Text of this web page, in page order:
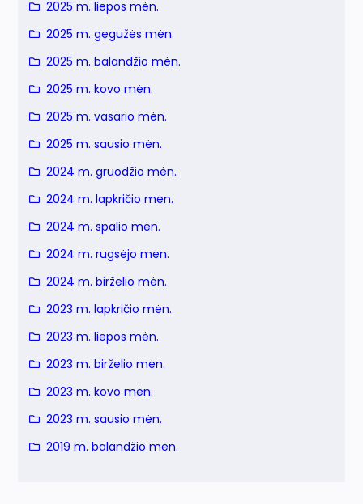
2025 m. liepos mėn.
2025 m. gegužės mėn.
2025 m. balandžio mėn.
2025 m. kovo mėn.
2025 m. vasario mėn.
2025 m. sausio mėn.
2024 m. gruodžio mėn.
2024 m. lapkričio mėn.
2024 m. spalio mėn.
2024 m. rugsėjo mėn.
2024 m. birželio mėn.
2023 m. lapkričio mėn.
2023 m. liepos mėn.
2023 m. birželio mėn.
2023 m. kovo mėn.
2023 m. sausio mėn.
2019 m. balandžio mėn.